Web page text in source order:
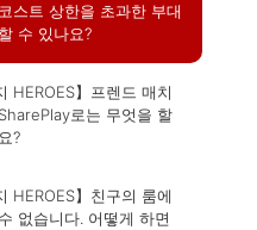
스트 상한을 초과한 부대
수 있나요?
HEROES】프렌드 매치
로는 무엇을 할
?
HEROES】친구의 룸에
없습니다. 어떻게 하면